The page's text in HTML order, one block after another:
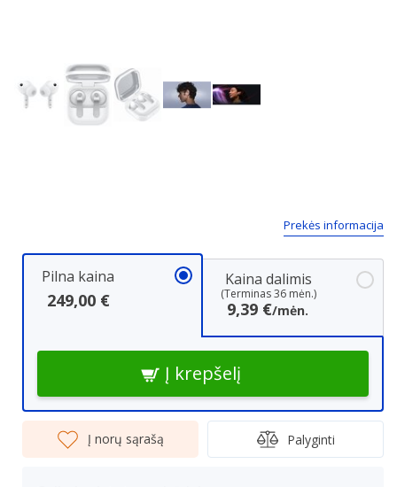
Prekės informacija
Pilna kaina
249,00 €
Kaina dalimis
(Terminas 36 mėn.)
9,39 €/mėn.
Į krepšelį
Į norų sąrašą Palyginti